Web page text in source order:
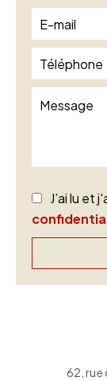
J’ai lu et
62, rue